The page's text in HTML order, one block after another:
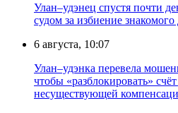
Улан–удэнец спустя почти
судом за избиение знакомого
6 августа, 10:07
Улан–удэнка перевела
чтобы «разблокировать»
несуществующей